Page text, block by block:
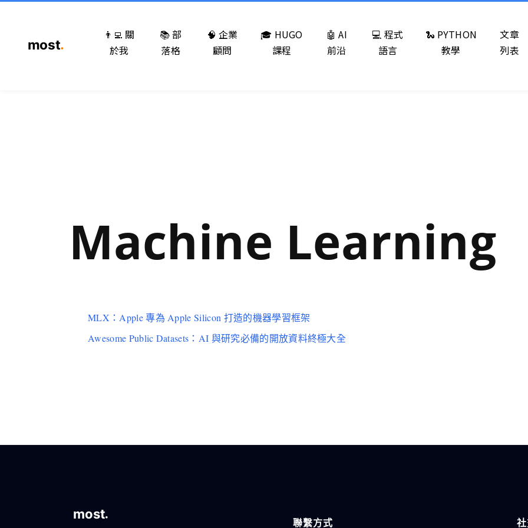
👨‍💻 關
於我
📚 部
落格
🧠 企業
顧問
🎓 HUGO
課程
🤖 AI
前沿
💻 程式
語言
🐍 PYTHON
教學
文章
列表
Machine Learning
MLX：Apple 專為 Apple Silicon 打造的機器學習框架
Awesome Public Datasets：AI 與研究必備的開放資料終極大全
聯繫方式